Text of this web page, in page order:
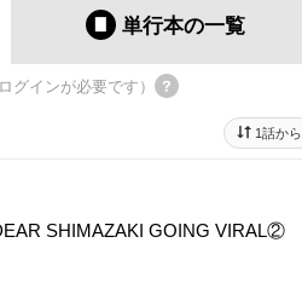
単行本の一覧
グインが必要です）
1話から
SHIMAZAKI GOING VIRAL②